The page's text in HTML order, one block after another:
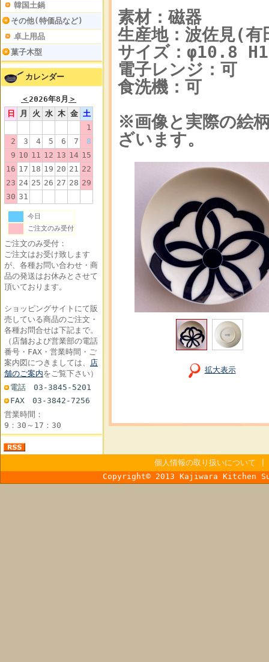
韓国土鍋
その他(特価品など)
卓上用品
菓子木型
カレンダー
＜2026年8月 ＞
日
月 火 水 木 金 土
1
2
3 4 5 6 7
8
9 10 11 12 13 14 15
16 17 18 19 20 21 22
23 24 25 26 27 28 29
30 31
今日
ご注文のみ受付
ご注文のみ受付：
ご注文はお受け致します
が、各種お問い合わせ・商
品の発送はお休みとさせて
頂いております。
ショッピングサイトにて販
売している商品のご注文・
各種お問合せは下記まで。
（店舗および営業部の電話
番号・FAX・営業時間・ご
案内図につきましては、 店
舗のご案内をご覧下さい）
電話 03-3845-5201
FAX 03-3842-7256
営業時間：
9：30～17：30
素材：磁器
生産地：波佐見(
サイズ：φ10.8
電子レンジ：可
食洗機：可
※画像と実際の絵
ざいます。
拡大表示
個人情報の取り扱いについて
Copyright© 2013 Kajiwara Kitchen